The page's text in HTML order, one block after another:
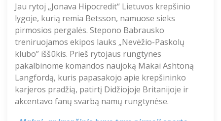
Jau rytoj „Jonava Hipocredit“ Lietuvos krepšinio
lygoje, kurią remia Betsson, namuose sieks
pirmosios pergalės. Stepono Babrausko
treniruojamos ekipos lauks „Nevėžio-Paskolų
klubo” iššūkis. Prieš rytojaus rungtynes
pakalbinome komandos naujoką Makai Ashtoną
Langfordą, kuris papasakojo apie krepšininko
karjeros pradžią, patirtį Didžiojoje Britanijoje ir
akcentavo fanų svarbą namų rungtynėse.